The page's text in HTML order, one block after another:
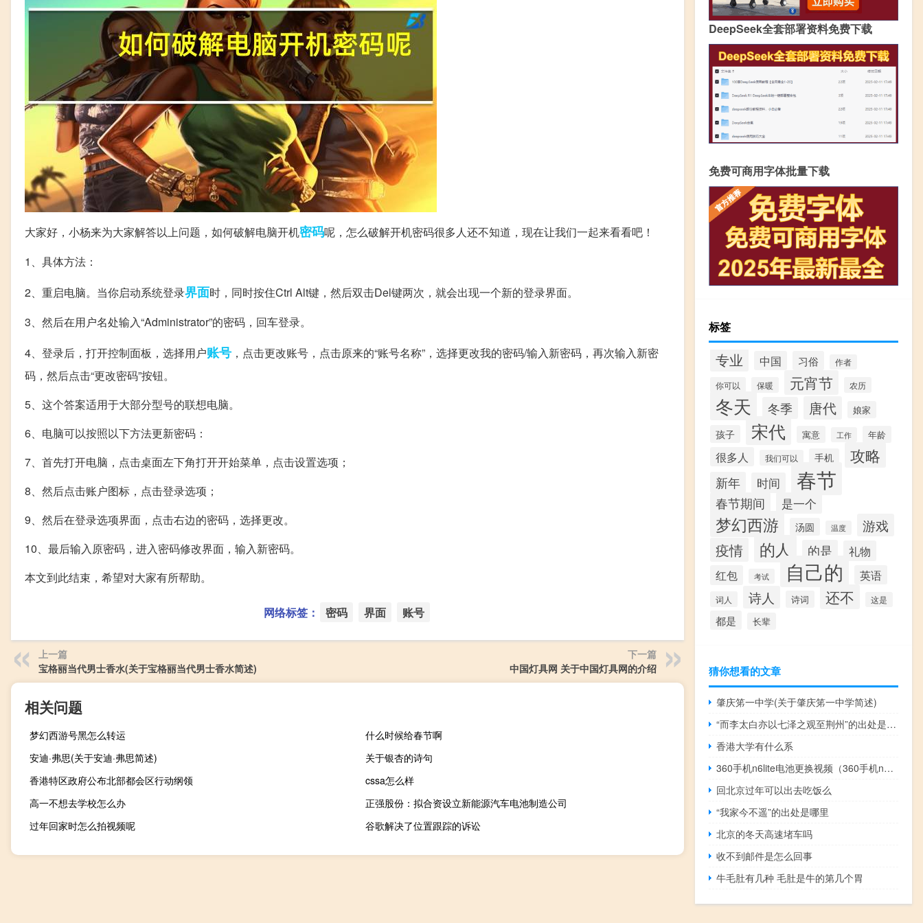
大家好，小杨来为大家解答以上问题，如何破解电脑开机密码呢，怎么破解开机密码很多人还不知道，现在让我们一起来看看吧！
1、具体方法：
2、重启电脑。当你启动系统登录界面时，同时按住Ctrl Alt键，然后双击Del键两次，就会出现一个新的登录界面。
3、然后在用户名处输入“Administrator”的密码，回车登录。
4、登录后，打开控制面板，选择用户账号 ，点击更改账号，点击原来的“账号名称”，选择更改我的密码/输入新密码，再次输入新密
码，然后点击“更改密码”按钮。
5、这个答案适用于大部分型号的联想电脑。
6、电脑可以按照以下方法更新密码：
7、首先打开电脑，点击桌面左下角打开开始菜单，点击设置选项；
8、然后点击账户图标，点击登录选项；
9、然后在登录选项界面，点击右边的密码，选择更改。
10、最后输入原密码，进入密码修改界面，输入新密码。
本文到此结束，希望对大家有所帮助。
网络标签： 密码 界面 账号
上一篇
宝格丽当代男士香水(关于宝格丽当代男士香水简述)
下一篇
中国灯具网 关于中国灯具网的介绍
相关问题
梦幻西游号黑怎么转运
什么时候给春节啊
安迪·弗思(关于安迪·弗思简述)
关于银杏的诗句
香港特区政府公布北部都会区行动纲领
cssa怎么样
高一不想去学校怎么办
正强股份：拟合资设立新能源汽车电池制造公司
过年回家时怎么拍视频呢
谷歌解决了位置跟踪的诉讼
DeepSeek全套部署资料免费下载
免费可商用字体批量下载
标签
专业 中国 习俗 作者
你可以 保暖 元宵节 农历
冬天 冬季 唐代 娘家
孩子 宋代 寓意 工作 年龄
很多人 我们可以 手机 攻略
新年 时间 春节
春节期间 是一个
梦幻西游 汤圆 温度 游戏
疫情 的人 的是 礼物
红包 考试 自己的 英语
词人 诗人 诗词 还不 这是
都是 长辈
猜你想看的文章
肇庆笫一中学(关于肇庆笫一中学简述)
“而李太白亦以七泽之观至荆州”的出处是哪里
香港大学有什么系
360手机n6lite电池更换视频（360手机n6）
回北京过年可以出去吃饭么
“我家今不遥”的出处是哪里
北京的冬天高速堵车吗
收不到邮件是怎么回事
牛毛肚有几种 毛肚是牛的第几个胃